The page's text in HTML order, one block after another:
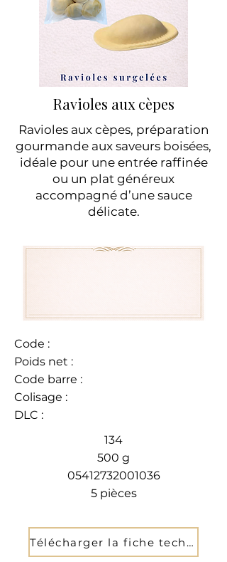
Ravioles aux cèpes
Ravioles aux cèpes, préparation
gourmande aux saveurs boisées,
idéale pour une entrée raffinée
ou un plat généreux
accompagné d’une sauce
délicate.
Code :
Poids net :
Code barre :
Colisage :
DLC :
134
500 g
05412732001036
5 pièces
Télécharger la fiche technique